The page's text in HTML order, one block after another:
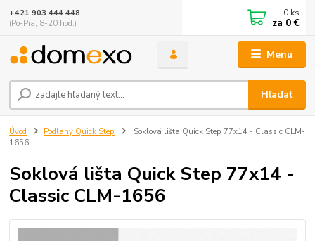
Menu
Hľadať
+421 903 444 448
(Po-Pia, 8-20 hod.)
0 ks
za 0 €
Úvod Podlahy Quick Step
Soklová lišta Quick Step 77x14 - Classic CLM-
1656
Soklová lišta Quick Step 77x14 -
Classic CLM-1656